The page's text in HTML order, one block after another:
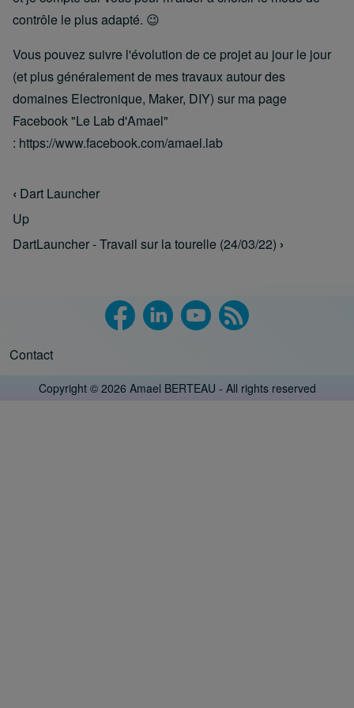
contrôle le plus adapté. 😉
Vous pouvez suivre l'évolution de ce projet au jour le jour
(et plus généralement de mes travaux autour des
domaines Electronique, Maker, DIY) sur ma page
Facebook "Le Lab d'Amael"
: https://www.facebook.com/amael.lab
Book traversal links for Dart Launcher
‹ Dart Launcher
Up
DartLauncher - Travail sur la tourelle (24/03/22) ›
Footer menu
Contact
Copyright © 2026 Amael BERTEAU - All rights reserved